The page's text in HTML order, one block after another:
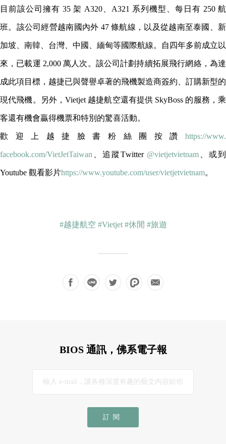
目前該公司擁有 35 架 A320、A321 系列機型、每日有 250 航
班。該公司經營越南國內外 47 條航線，以及從越南至泰國、新
加坡、南韓、台灣、中國、緬甸等國際航線。自四年多前成立以
來，已載運 2,000 萬人次。該公司計劃持續拓展飛行網絡，為達
成此項目標，越捷已與聲譽卓著的飛機製造商簽約、訂購新型的
現代飛機。另外，Vietjet 越捷航空還有提供 SkyBoss 的服務，乘
客還有機會贏得機票和特別的驚喜活動。
歡迎上越捷臉書粉絲團按讚 https://www.
facebook.com/VietJetTaiwan 、追蹤Twitter @vietjetvietnam 、或到
Youtube 觀看影片https://www.youtube.com/user/vietjetvietnam。
#越捷航空 #Vietjet #休閒 #旅遊
BIOS 通訊，佛系電子報
訂閱